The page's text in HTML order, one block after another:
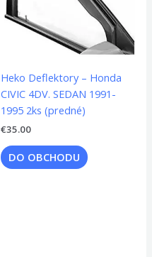
Heko Deflektory – Honda
CIVIC 4DV. SEDAN 1991-
1995 2ks (predné)
€35.00
DO OBCHODU